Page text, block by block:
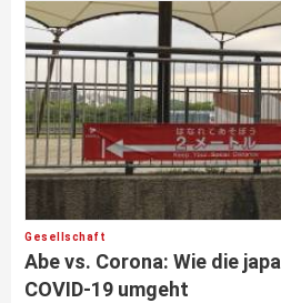
Gesellschaft
Abe vs. Corona: Wie die
COVID-19 umgeht